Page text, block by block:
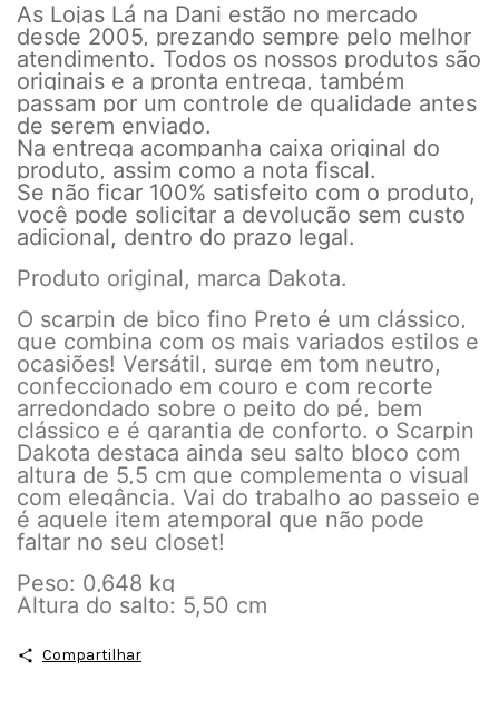
As Lojas Lá na Dani estão no mercado
desde 2005, prezando sempre pelo melhor
atendimento. Todos os nossos produtos são
originais e a pronta entrega, também
passam por um controle de qualidade antes
de serem enviado.
Na entrega acompanha caixa original do
produto, assim como a nota fiscal.
Se não ficar 100% satisfeito com o produto,
você pode solicitar a devolução sem custo
adicional, dentro do prazo legal.
Produto original, marca Dakota.
O scarpin de bico fino Preto é um clássico,
que combina com os mais variados estilos e
ocasiões! Versátil, surge em tom neutro,
confeccionado em couro e com recorte
arredondado sobre o peito do pé, bem
clássico e é garantia de conforto. o Scarpin
Dakota destaca ainda seu salto bloco com
altura de 5,5 cm que complementa o visual
com elegância. Vai do trabalho ao passeio e
é aquele item atemporal que não pode
faltar no seu closet!
Peso: 0,648 kg
Altura do salto: 5,50 cm
Compartilhar